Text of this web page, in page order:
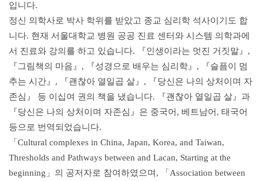
입니다.
정신 의학사로 박사 학위를 받았고 종교 심리학 석사이기도 합
니다. 현재 서울대학교 병원 공공 진료 센터와 시스템 의학과에
서 진료와 강의를 하고 있습니다. 『인생이라는 멋진 거짓말』,
『그림책의 마음』, 『성경으로 배우는 심리학』, 『슬픔이 멈
추는 시간』, 『괜찮아 열일곱 살』, 『당신은 나의 상처이며 자
존심』 등 이십여 권의 책을 냈습니다. 『괜찮아 열일곱 살』과
『당신은 나의 상처이며 자존심』은 중국어, 베트남어, 태국어
등으로 번역되었습니다.
「Cultural complexes in China, Japan, Korea, and Taiwan,
Thresholds and Pathways between and Lacan, Starting at the
beginning」의 공저자로 참여하였으며, 「Association between